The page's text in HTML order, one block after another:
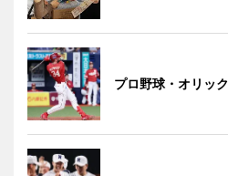
プロ野球・オリッ